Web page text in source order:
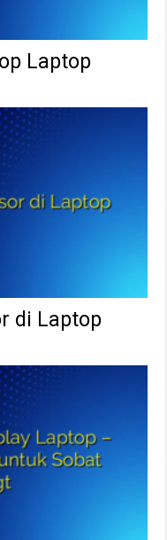
Laptop
di Laptop